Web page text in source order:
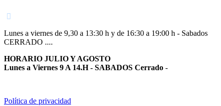
Lunes a viernes de 9,30 a 13:30 h y de 16:30 a 19:00 h - Sabados
CERRADO ....
HORARIO JULIO Y AGOSTO
Lunes a Viernes 9 A 14.H - SABADOS Cerrado -
Política de privacidad